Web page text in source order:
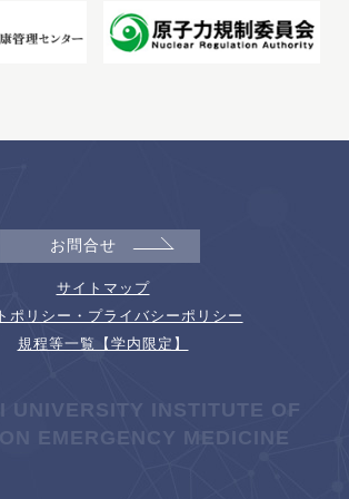
お問合せ
サイトマップ
ポリシー・プライバシーポリシー
規程等一覧【学内限定】
UNIVERSITY INSTITUTE OF
EMERGENCY MEDICINE